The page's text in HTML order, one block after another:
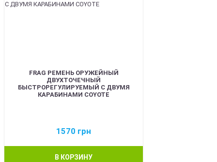
FRAG РЕМЕНЬ ОРУЖЕЙНЫЙ
ДВУХТОЧЕЧНЫЙ
БЫСТРОРЕГУЛИРУЕМЫЙ С ДВУМЯ
КАРАБИНАМИ COYOTE
1570 грн
В КОРЗИНУ